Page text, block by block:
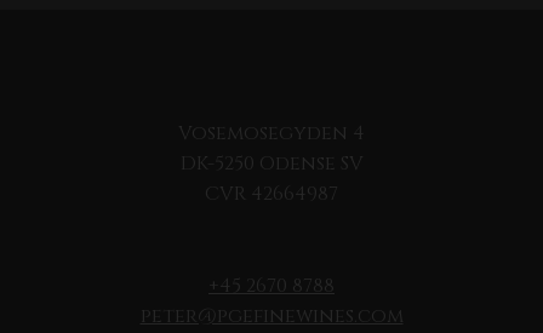
Vosemosegyden 4
DK-5250 Odense SV
CVR 42664987
+45 2670 8788
peter@pgefinewines.com